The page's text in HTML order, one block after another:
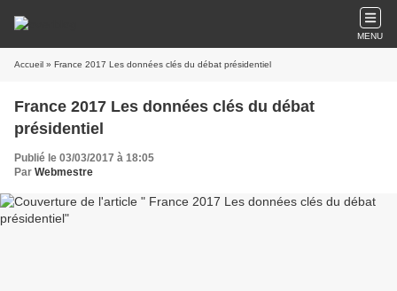
MENU
Accueil » France 2017 Les données clés du débat présidentiel
France 2017 Les données clés du débat
présidentiel
Publié le 03/03/2017 à 18:05
Par Webmestre